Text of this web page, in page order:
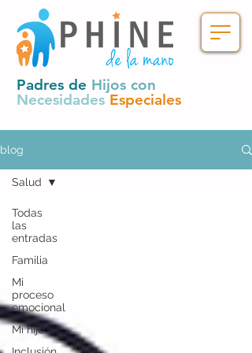
Padres de Hijos con
Necesidades Especiales
blog
Todas
las
entradas
Familia
Mi
proceso
emocional
Mi hijo
Salud